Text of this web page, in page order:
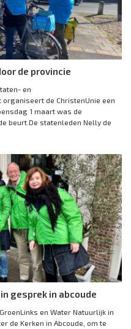
de provincie
en
de ChristenUnie een
1 maart was de
beurt.De statenleden Nelly de
gesprek in abcoude
en Water Natuurlijk in
de Kerken in Abcoude, om te